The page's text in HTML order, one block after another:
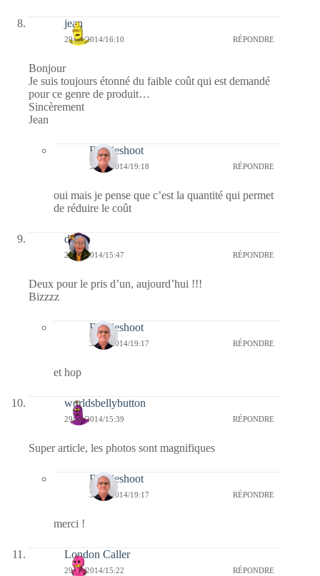
jean
29/12/2014/16:10 RÉPONDRE
Bonjour
Je suis toujours étonné du faible coût qui est demandé
pour ce genre de produit…
Sincèrement
Jean
Bernieshoot
30/12/2014/19:18 RÉPONDRE
oui mais je pense que c’est la quantité qui permet
de réduire le coût
dom
29/12/2014/15:47 RÉPONDRE
Deux pour le pris d’un, aujourd’hui !!!
Bizzzz
Bernieshoot
30/12/2014/19:17 RÉPONDRE
et hop
worldsbellybutton
29/12/2014/15:39 RÉPONDRE
Super article, les photos sont magnifiques
Bernieshoot
30/12/2014/19:17 RÉPONDRE
merci !
London Caller
29/12/2014/15:22 RÉPONDRE